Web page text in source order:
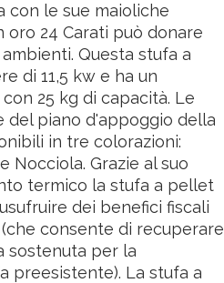
con le sue maioliche
24 Carati può donare
Questa stufa a
di 11,5 kw e ha un
25 kg di capacità. Le
del piano d'appoggio della
in tre colorazioni:
Nocciola. Grazie al suo
termico la stufa a pellet
dei benefici fiscali
consente di recuperare
sostenuta per la
preesistente). La stufa a